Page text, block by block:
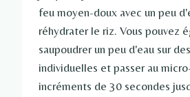
feu moyen-doux avec un peu
réhydrater le riz. Vous pouvez
saupoudrer un peu d'eau sur
individuelles et passer au
incréments de 30 secondes